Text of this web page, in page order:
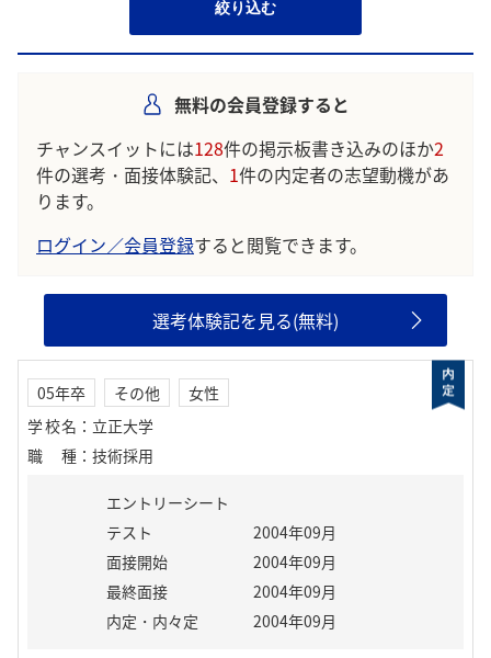
絞り込む
無料の会員登録すると
チャンスイットには128件の掲示板書き込みのほか2
件の選考・面接体験記、 1件の内定者の志望動機があ
ります。
ログイン／会員登録すると閲覧できます。
選考体験記を見る(無料)
05年卒 その他
女性
学校名 ： 立正大学
職種 ： 技術採用
エントリーシート
テスト
2004年09月
面接開始
2004年09月
最終面接
2004年09月
内定・内々定
2004年09月